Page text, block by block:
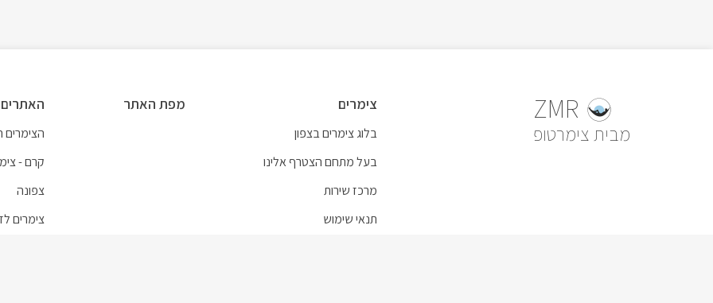
ZMR
צימרטופ
צימרים
בלוג צימרים בצפון
בעל מתחם הצטרף אלינו
מרכז שירות
תנאי שימוש
מפת האתר
הצימרים
קרם -
צפונה
צימרים